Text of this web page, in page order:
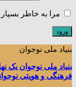
مرا به خاطر بسپار
بنیاد ملی نوجوان
بنیاد ملی نوجوان یک
فرهنگی و هویتی